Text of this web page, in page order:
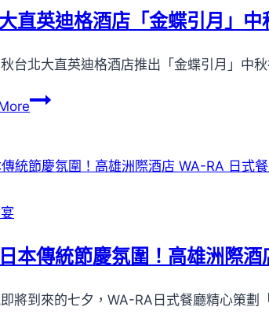
詭
魂
遊
戲
直英迪格酒店「金蝶引月」
台北大直英迪格酒店推出「金蝶引月」中
台
直
酒
店
「金
蝶
本傳統節慶氛圍！高雄洲際
將到來的七夕，WA-RA日式餐廳精心策